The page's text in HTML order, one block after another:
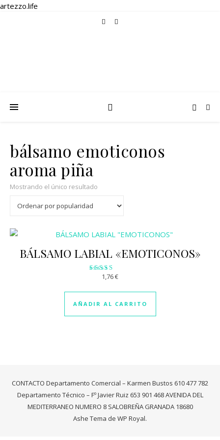
artezzo.life
bálsamo emoticonos
aroma piña
Mostrando el único resultado
BÁLSAMO LABIAL «EMOTICONOS»
Valorado
3.01
de 5
1,76€
AÑADIR AL CARRITO
CONTACTO Departamento Comercial – Karmen Bustos 610 477 782
Departamento Técnico – Fº Javier Ruiz 653 901 468 AVENIDA DEL
MEDITERRANEO NUMERO 8 SALOBREÑA GRANADA 18680
Ashe Tema de WP Royal.